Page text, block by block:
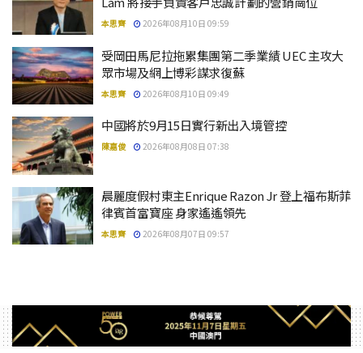
本思齊 2026年08月10日 09:59
受岡田馬尼拉拖累集團第二季業績 UEC 主攻大
眾市場及網上博彩謀求復蘇
本思齊 2026年08月10日 09:49
中國將於9月15日實行新出入境管控
陳嘉俊 2026年08月08日 07:38
晨麗度假村東主Enrique Razon Jr 登上福布斯菲
律賓首富寶座 身家遙遙領先
本思齊 2026年08月07日 09:57